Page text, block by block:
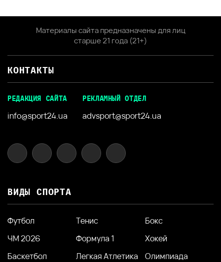
Материалы сайта предназначены для лиц
старше 21 года (21+)
КОНТАКТЫ
РЕДАКЦИЯ САЙТА
info@sport24.ua
РЕКЛАМНЫЙ ОТДЕЛ
advsport@sport24.ua
ВИДЫ СПОРТА
Футбол Тенис
Бокс
ЧМ 2026
Формула 1
Хокей
Баскетбол
Легкая Атлетика
Олимпиада